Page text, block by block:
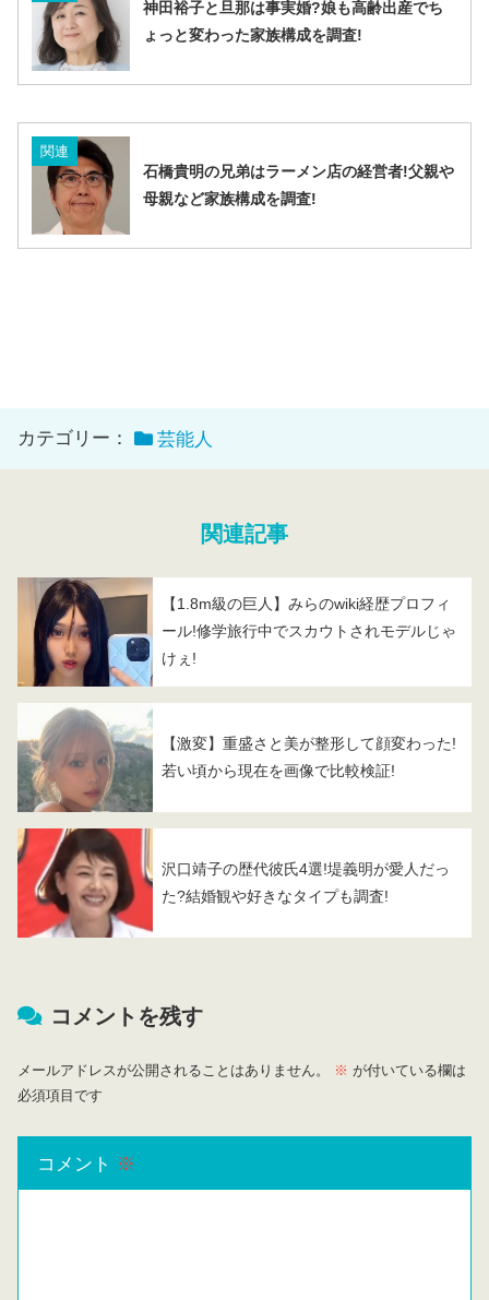
神田裕子と旦那は事実婚?娘も高齢出産でち
ょっと変わった家族構成を調査!
関連
石橋貴明の兄弟はラーメン店の経営者!父親や
母親など家族構成を調査!
カテゴリー： 芸能人
関連記事
【1.8m級の巨人】みらのwiki経歴プロフィ
ール!修学旅行中でスカウトされモデルじゃ
けぇ!
【激変】重盛さと美が整形して顔変わった!
若い頃から現在を画像で比較検証!
沢口靖子の歴代彼氏4選!堤義明が愛人だっ
た?結婚観や好きなタイプも調査!
コメントを残す
メールアドレスが公開されることはありません。 ※ が付いている欄は
必須項目です
コメント ※